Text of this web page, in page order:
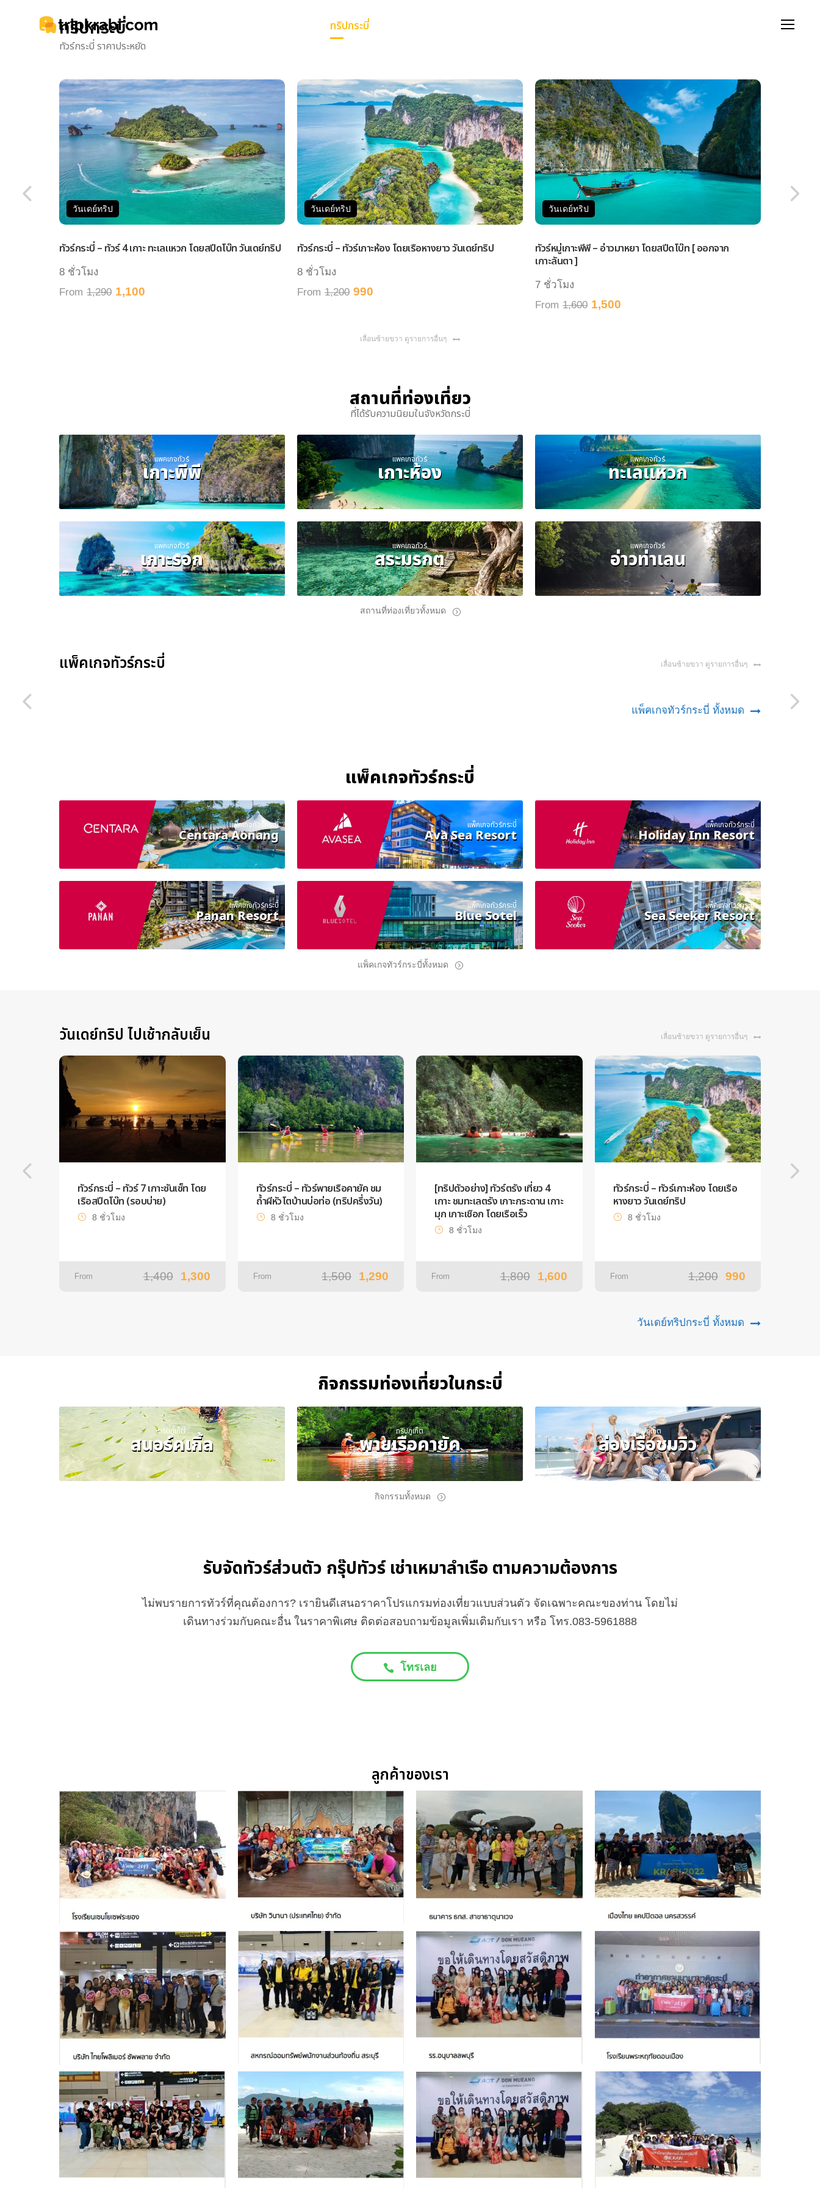
ทริปกระบี่
ทริปกระบี่
ทัวร์กระบี่ ราคาประหยัด
วันเดย์ทริป
ทัวร์กระบี่ – ทัวร์ 4 เกาะ ทะเลแหวก โดยสปีดโบ๊ท วันเดย์ทริป
8 ชั่วโมง
From 1,290 1,100
วันเดย์ทริป
ทัวร์กระบี่ – ทัวร์เกาะห้อง โดยเรือหางยาว วันเดย์ทริป
8 ชั่วโมง
From 1,200 990
วันเดย์ทริป
ทัวร์หมู่เกาะพีพี – อ่าวมาหยา โดยสปีดโบ๊ท [ ออกจาก
เกาะลันตา ]
7 ชั่วโมง
From 1,600 1,500
เลื่อนซ้ายขวา ดูรายการอื่นๆ
สถานที่ท่องเที่ยว
ที่ได้รับความนิยมในจังหวัดกระบี่
แพคเกจทัวร์
เกาะพีพี แพคเกจทัวร์
เกาะห้อง แพคเกจทัวร์
ทะเลแหวก
แพคเกจทัวร์
เกาะรอก แพคเกจทัวร์
สระมรกต แพคเกจทัวร์
อ่าวท่าเลน
สถานที่ท่องเที่ยวทั้งหมด
แพ็คเกจทัวร์กระบี่ เลื่อนซ้ายขวา ดูรายการอื่นๆ
แพ็คเกจทัวร์กระบี่ ทั้งหมด
แพ็คเกจทัวร์กระบี่
แพ็คเกจทัวร์กระบี่
Centara Aonang
แพ็คเกจทัวร์กระบี่
Ava Sea Resort
แพ็คเกจทัวร์กระบี่
Holiday Inn Resort
แพ็คเกจทัวร์กระบี่
Panan Resort
แพ็คเกจทัวร์กระบี่
Blue Sotel
แพ็คเกจทัวร์กระบี่
Sea Seeker Resort
แพ็คเกจทัวร์กระบี่ทั้งหมด
วันเดย์ทริป ไปเช้ากลับเย็น เลื่อนซ้ายขวา ดูรายการอื่นๆ
ทัวร์กระบี่ – ทัวร์ 7 เกาะซันเซ็ท โดย
เรือสปีดโบ๊ท (รอบบ่าย)
8 ชั่วโมง
From 1,400 1,300
ทัวร์กระบี่ – ทัวร์พายเรือคายัค ชม
ถ้ำผีหัวโตบ้านบ่อท่อ (ทริปครึ่งวัน)
8 ชั่วโมง
From 1,500 1,290
[ทริปตัวอย่าง] ทัวร์ตรัง เที่ยว 4
เกาะ ชมทะเลตรัง เกาะกระดาน เกาะ
มุก เกาะเชือก โดยเรือเร็ว
8 ชั่วโมง
From 1,800 1,600
ทัวร์กระบี่ – ทัวร์เกาะห้อง โดยเรือ
หางยาว วันเดย์ทริป
8 ชั่วโมง
From 1,200 990
วันเดย์ทริปกระบี่ ทั้งหมด
กิจกรรมท่องเที่ยวในกระบี่
ทริปภูเก็ต
สนอร์คเกิ้ล ทริปภูเก็ต
พายเรือคายัค ทริปภูเก็ต
ล่องเรือชมวิว
กิจกรรมทั้งหมด
รับจัดทัวร์ส่วนตัว กรุ๊ปทัวร์ เช่าเหมาลำเรือ ตามความต้องการ
ไม่พบรายการทัวร์ที่คุณต้องการ? เรายินดีเสนอราคาโปรแกรมท่องเที่ยวแบบส่วนตัว จัดเฉพาะคณะของท่าน โดยไม่
เดินทางร่วมกับคณะอื่น ในราคาพิเศษ ติดต่อสอบถามข้อมูลเพิ่มเติมกับเรา หรือ โทร.083-5961888
โทรเลย
ลูกค้าของเรา